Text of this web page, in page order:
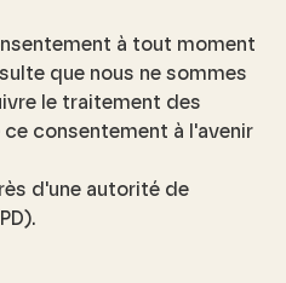
à tout moment
que nous ne sommes
le traitement des
consentement à l'avenir
d'une autorité de